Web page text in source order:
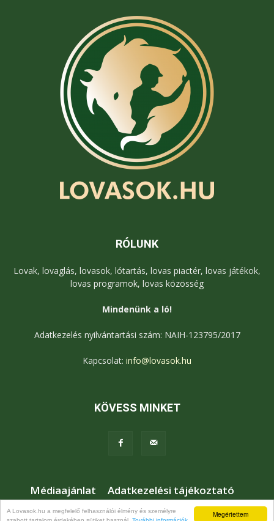
Megértettem
A Lovasok.hu a megfelelő felhasználói élmény és személyre
RÓLUNK
Lovak, lovaglás, lovasok, lótartás, lovas piactér, lovas játékok,
lovas programok, lovas közösség
Mindenünk a ló!
Adatkezelés nyilvántartási szám: NAIH-123795/2017
Kapcsolat: info@lovasok.hu
KÖVESS MINKET
Médiaajánlat
Adatkezelési tájékoztató
Jogi nyilatkozat
Karrier Kapcsolat